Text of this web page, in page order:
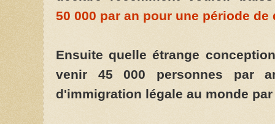
50 000 par an pour une période
Ensuite quelle étrange
venir 45 000 personnes par
d'immigration légale au monde